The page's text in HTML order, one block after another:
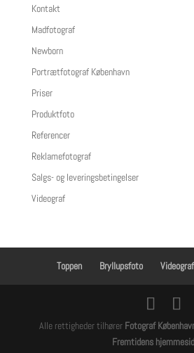
Kontakt
Madfotograf
Newborn
Portrætfotograf København
Priser
Produktfoto
Referencer
Reklamefotograf
Salgs- og leveringsbetingelser
Videograf
Toppen Bryllupsfoto Videograf
Alle rettigheder tilhører Fotograf
Fremtidens